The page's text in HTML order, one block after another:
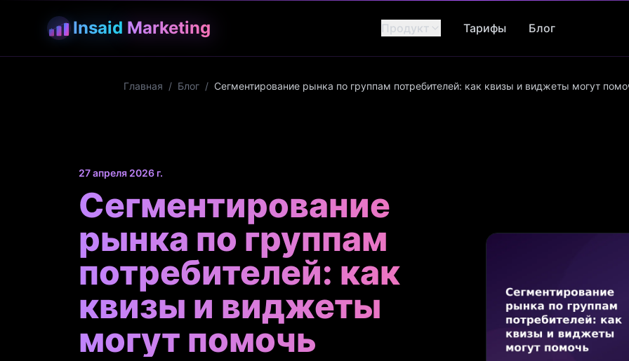
Insaid Marketing Продукт Тарифы Блог
Главная / Блог / Сегментирование рынка по группам потребителей: как квизы и виджеты могут
27 апреля 2026 г.
Сегментирование
рынка по группам
потребителей: как
квизы и виджеты
могут помочь